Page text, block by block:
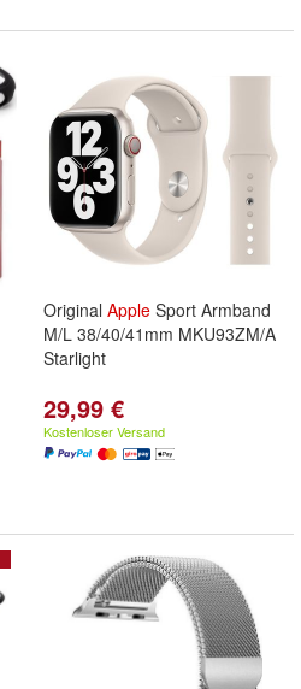
Original Apple Sport Armband
M/L 38/40/41mm MKU93ZM/A
Starlight
29,99 €
Kostenloser Versand